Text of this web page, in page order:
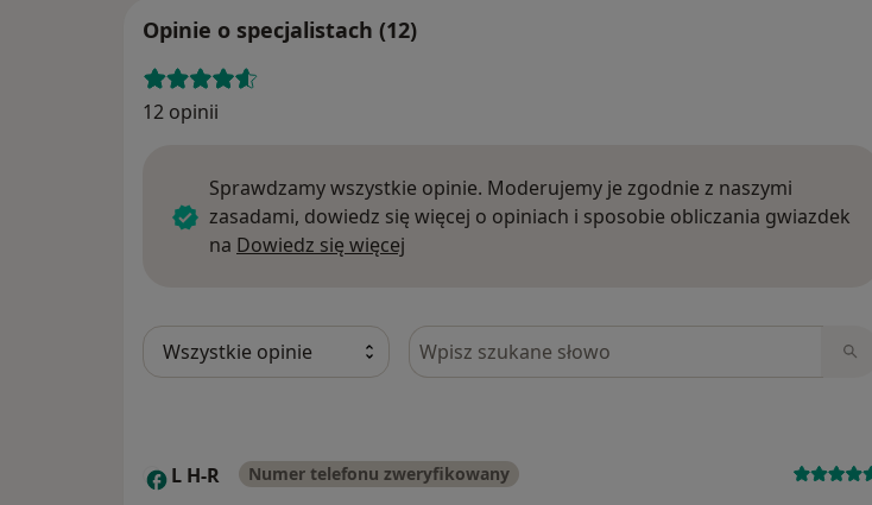
Opinie o specjalistach (12)
12 opinii
Sprawdzamy wszystkie opinie. Moderujemy je zgodnie z naszymi
zasadami, dowiedz się więcej o opiniach i sposobie obliczania gwiazdek
na Dowiedz się więcej
Szukaj w opiniach
L L H-R Numer telefonu zweryfikowany